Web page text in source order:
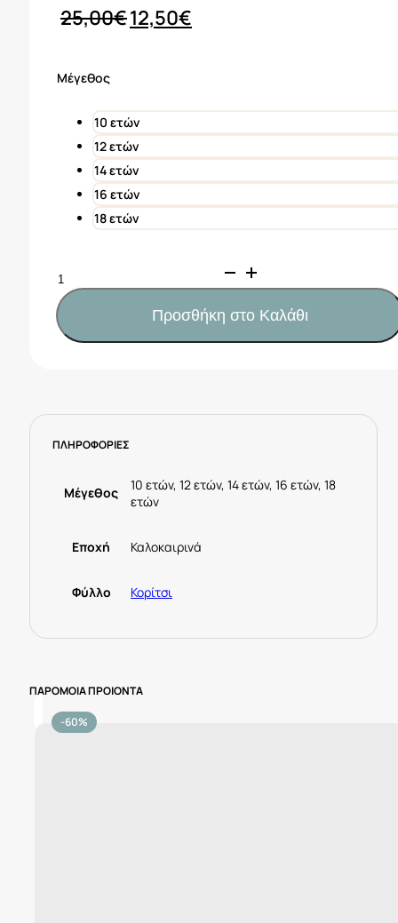
25,00€Original
12,50€
Μέγεθος
10 ετών
12 ετών
14 ετών
16 ετών
18 ετών
Mayoral
Μαγιό
σταμπωτό
βολάν
κορίτσι
Τυρκουάζ
Προσθήκη στο Καλάθι
ΠΛΗΡΟΦΟΡΙΕΣ
Μέγεθος
10 ετών, 12 ετών, 14 ετών, 16 ετών, 18
ετών
Εποχή Καλοκαιρινά
Φύλλο Κορίτσι
ΠΑΡΟΜΟΙΑ ΠΡΟΙΟΝΤΑ
-60%